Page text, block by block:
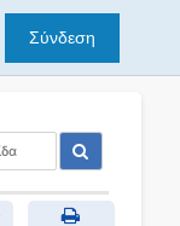
Σύνδεση